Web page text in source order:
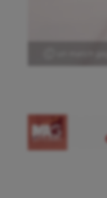
Ⓒ un match